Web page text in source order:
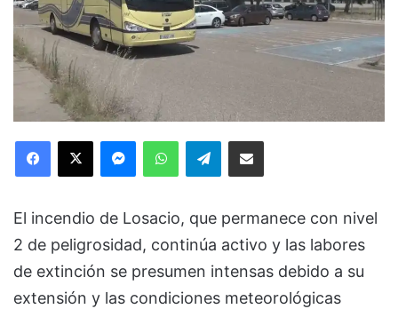
Facebook
X MessengerWhatsAppTelegramCompartir via Email
El incendio de Losacio, que permanece con nivel
2 de peligrosidad, continúa activo y las labores
de extinción se presumen intensas debido a su
extensión y las condiciones meteorológicas